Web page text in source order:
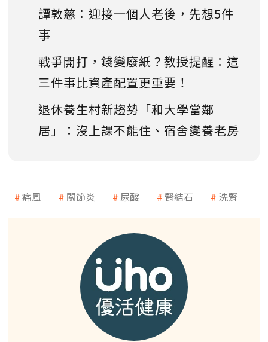
譚敦慈：迎接一個人老後，先想5件
事
戰爭開打，錢變廢紙？教授提醒：這
三件事比資產配置更重要！
退休養生村新趨勢「和大學當鄰
居」：沒上課不能住、宿舍變養老房
痛風 關節炎 尿酸 腎結石 洗腎